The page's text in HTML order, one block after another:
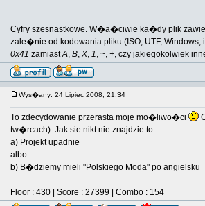
Cyfry szesnastkowe. W�a�ciwie ka�dy plik
zale�nie od kodowania pliku (ISO, UTF,
0x41 zamiastA, B, X, 1, ~, +, czy jakiegokolwiek
Wys�any: 24 Lipiec 2008, 21:34
To zdecydowanie przerasta moje mo�liwo�ci
tw�rcach). Jak sie nikt nie znajdzie to :
a) Projekt upadnie
albo
b) B�dziemy mieli "Polskiego Moda" po angielsku
Floor : 430 | Score : 27399 | Combo : 154